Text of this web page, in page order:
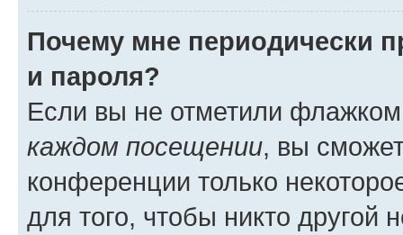
Почему мне периодически
и пароля?
Если вы не отметили
каждом посещении, вы
конференции только
для того, чтобы никто другой